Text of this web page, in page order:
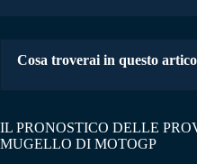
Cosa troverai in questo
IL PRONOSTICO DELLE
MUGELLO DI MOTOGP